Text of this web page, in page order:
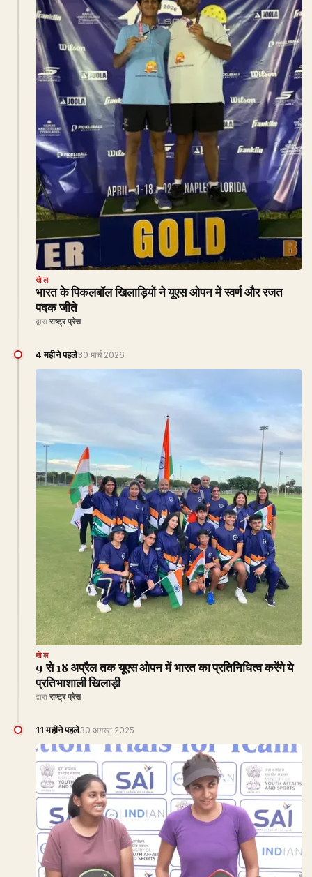
खेल
भारत के पिकलबॉल खिलाड़ियों ने यूएस ओपन में स्वर्ण और रजत
पदक जीते
द्वारा राष्ट्र प्रेस
4 महीने पहले30 मार्च 2026
खेल
9 से 18 अप्रैल तक यूएस ओपन में भारत का प्रतिनिधित्व करेंगे ये
प्रतिभाशाली खिलाड़ी
द्वारा राष्ट्र प्रेस
11 महीने पहले30 अगस्त 2025